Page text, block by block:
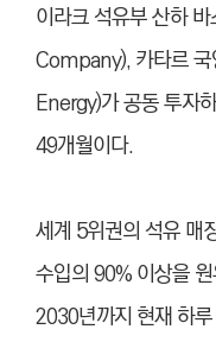
이라크 석유부 산하
Company), 카타르
Energy)가 공동 투자
49개월이다.
세계 5위권의 석유 매
수입의 90% 이상을
2030년까지 현재 하